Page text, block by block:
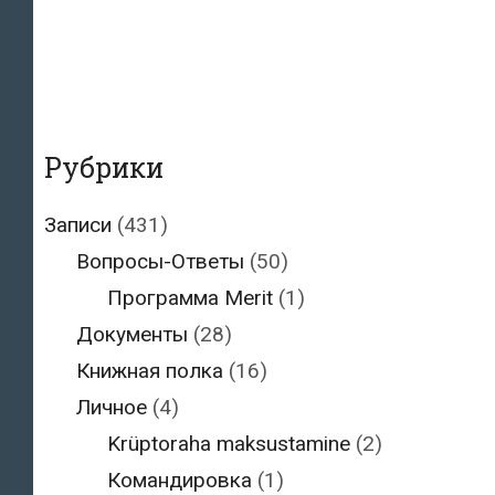
Рубрики
Записи (431)
Вопросы-Ответы (50)
Программа Merit (1)
Документы (28)
Книжная полка (16)
Личное(4)
Krüptoraha maksustamine (2)
Командировка (1)